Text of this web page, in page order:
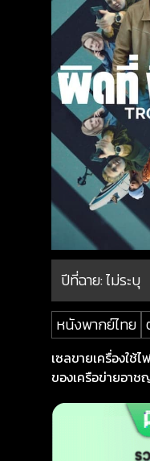
ปีที่ฉาย:ไม่ระบุ
หนังพากย์ไทย
เซลขายเครื่องใช้
ของเครือข่ายอา